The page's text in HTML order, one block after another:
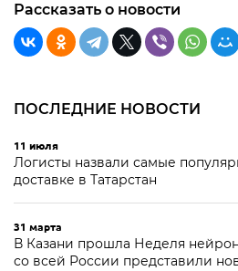
Рассказать о новости
ПОСЛЕДНИЕ НОВОСТИ
11 июля
Логисты назвали самые
доставке в Татарстан
31 марта
В Казани прошла Неделя
со всей России представили